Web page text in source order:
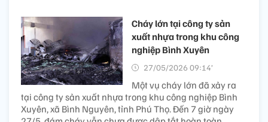
Cháy lớn tại công ty sản
xuất nhựa trong khu công
nghiệp Bình Xuyên
27/05/2026 09:14’
Một vụ cháy lớn đã xảy ra
tại công ty sản xuất nhựa trong khu công nghiệp Bình
Xuyên, xã Bình Nguyên, tỉnh Phú Thọ. Đến 7 giờ ngày